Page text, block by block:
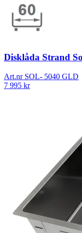
Disklåda Strand
Art.nr SOL- 5040 GLD
7 995 kr